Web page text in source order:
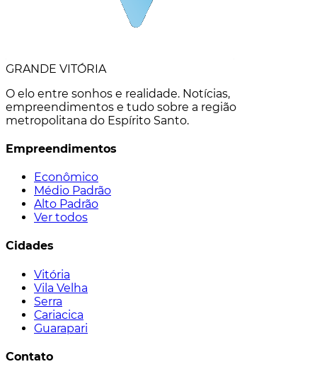
GRANDE VITÓRIA
O elo entre sonhos e realidade. Notícias,
empreendimentos e tudo sobre a região
metropolitana do Espírito Santo.
Empreendimentos
Econômico
Médio Padrão
Alto Padrão
Ver todos
Cidades
Vitória
Vila Velha
Serra
Cariacica
Guarapari
Contato